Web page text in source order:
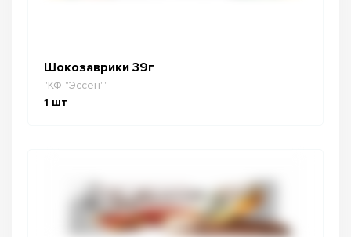
Шокозаврики 39г
"КФ "Эссен""
1 шт